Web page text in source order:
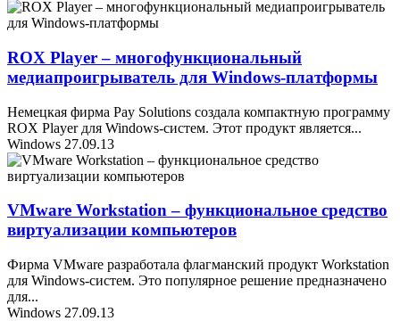
ROX Player – многофункциональный
медиапроигрыватель для Windows-платформы
Немецкая фирма Pay Solutions создала компактную программу
ROX Player для Windows-систем. Этот продукт является...
Windows 27.09.13
VMware Workstation – функциональное средство
виртуализации компьютеров
Фирма VMware разработала флагманский продукт Workstation
для Windows-систем. Это популярное решение предназначено
для...
Windows 27.09.13